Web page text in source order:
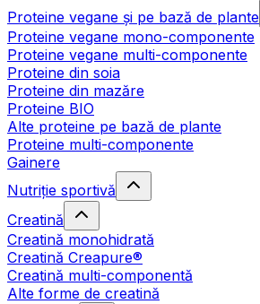
Proteine vegane și pe bază de plante
Proteine vegane mono-componente
Proteine vegane multi-componente
Proteine din soia
Proteine din mazăre
Proteine BIO
Alte proteine pe bază de plante
Proteine multi-componente
Gainere
Nutriție sportivă
Creatină
Creatină monohidrată
Creatină Creapure®
Creatină multi-componentă
Alte forme de creatină